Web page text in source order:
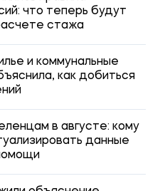
оплачивать аренду
шести месяцев: кто
увидели крошечные
Солнца
кого
будет проверять
сезоном